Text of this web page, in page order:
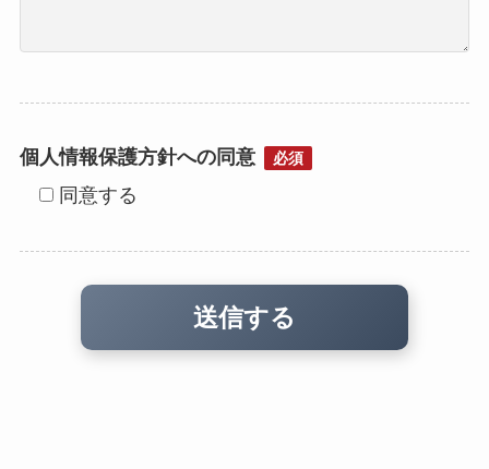
個人情報保護方針への同意 必須
同意する